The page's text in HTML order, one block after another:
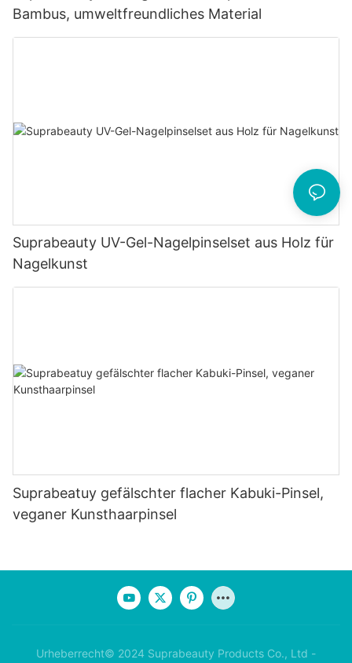
Bambus, umweltfreundliches Material
Suprabeauty UV-Gel-Nagelpinselset aus Holz für
Nagelkunst
Suprabeatuy gefälschter flacher Kabuki-Pinsel,
veganer Kunsthaarpinsel
Urheberrecht© 2024 Suprabeauty Products Co., Ltd -